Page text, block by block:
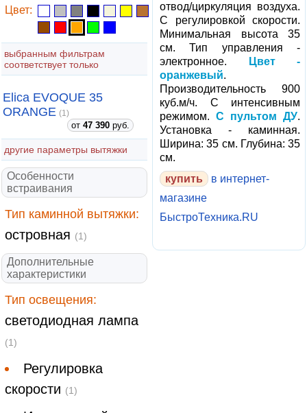
Цвет:
выбранным фильтрам
соответствует только
Elica EVOQUE 35
ORANGE (1)
от 47 390 руб.
другие параметры вытяжки
Особенности
встраивания
Тип каминной вытяжки:
островная (1)
Дополнительные
характеристики
Тип освещения:
светодиодная лампа
(1)
Регулировка
скорости (1)
отвод/циркуляция воздуха.
С регулировкой скорости.
Минимальная высота 35
см. Тип управления -
электронное.
Цвет -
оранжевый.
Производительность 900
куб.м/ч. С интенсивным
режимом. С пультом ДУ.
Установка - каминная.
Ширина: 35 см. Глубина: 35
см.
купить
в интернет-
магазине
БыстроТехника.RU